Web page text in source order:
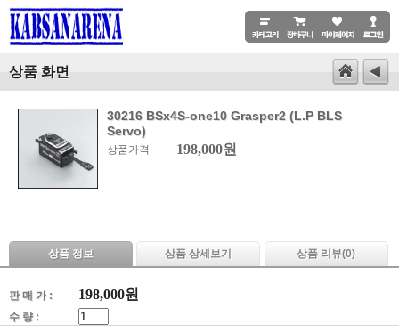
상품 화면
30216 BSx4S-one10 Grasper2 (L.P BLS
Servo)
상품가격 198,000원
상품 정보 상품 상세보기 상품 리뷰(0)
판 매 가 : 198,000원
수 량 :